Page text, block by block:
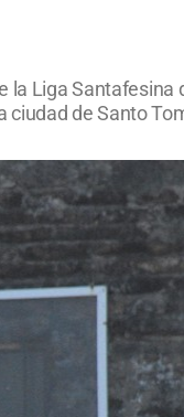
la Liga Santafesina
ciudad de Santo